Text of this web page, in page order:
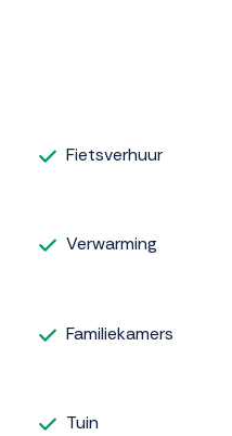
Fietsverhuur
Verwarming
Familiekamers
Tuin